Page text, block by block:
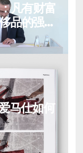
凡有财富
品的强烈
马仕如何